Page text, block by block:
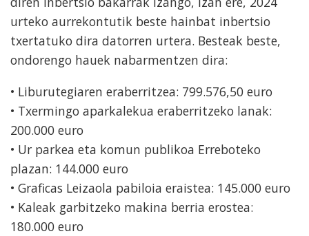
urteko aurrekontutik beste hainbat inbertsio
txertatuko dira datorren urtera. Besteak beste,
ondorengo hauek nabarmentzen dira:
• Liburutegiaren eraberritzea: 799.576,50 euro
• Txermingo aparkalekua eraberritzeko lanak:
200.000 euro
• Ur parkea eta komun publikoa Erreboteko
plazan: 144.000 euro
• Graficas Leizaola pabiloia eraistea: 145.000 euro
• Kaleak garbitzeko makina berria erostea:
180.000 euro